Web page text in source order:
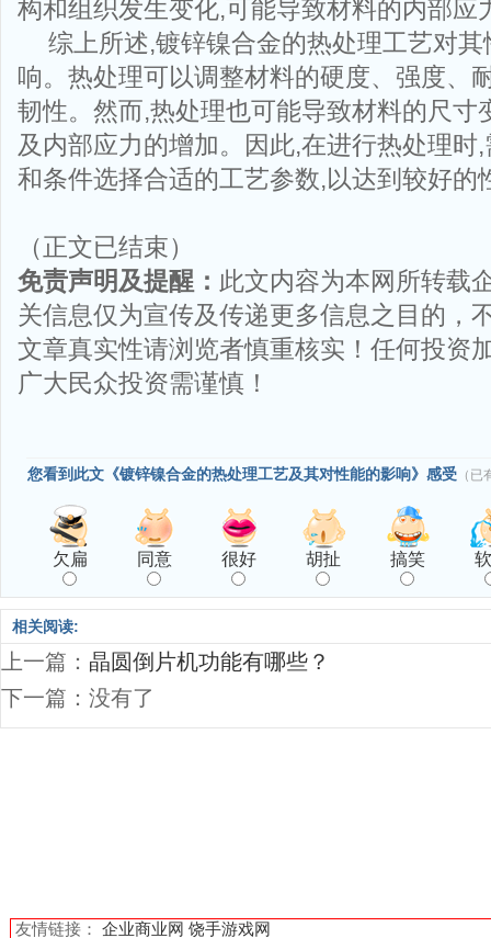
构和组织发生变化,可能导致材料的内部应
综上所述,镀锌镍合金的热处理工艺对
响。热处理可以调整材料的硬度、强度、
韧性。然而,热处理也可能导致材料的尺寸
及内部应力的增加。因此,在进行热处理时
和条件选择合适的工艺参数,以达到较好的
（正文已结束）
免责声明及提醒： 此文内容为本网所转载
关信息仅为宣传及传递更多信息之目的，
文章真实性请浏览者慎重核实！任何投资
广大民众投资需谨慎！
您看到此文《镀锌镍合金的热处理工艺及其对性能的影响》感受 （已
欠扁 同意 很好 胡扯 搞笑
相关阅读:
上一篇： 晶圆倒片机功能有哪些？
下一篇：没有了
友情链接： 企业商业网 饶手游戏网